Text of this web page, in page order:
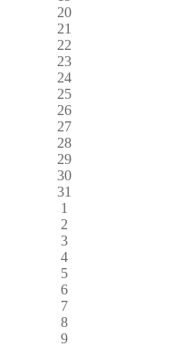
20
21
22
23
24
25
26
27
28
29
30
31
1
2
3
4
5
6
7
8
9